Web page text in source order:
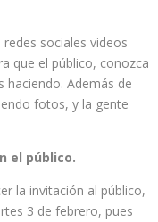
sociales videos
que el público, conozca
Además de
fotos, y la gente
el público.
la invitación al público,
3 de febrero, pues